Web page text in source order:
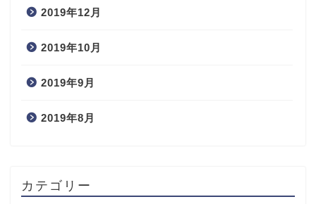
2019年12月
2019年10月
2019年9月
2019年8月
カテゴリー